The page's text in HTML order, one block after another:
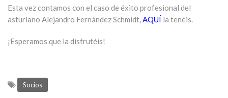
Esta vez contamos con el caso de éxito profesional del
asturiano Alejandro Fernández Schmidt,AQUÍ la tenéis.
¡Esperamos que la disfrutéis!
Socios